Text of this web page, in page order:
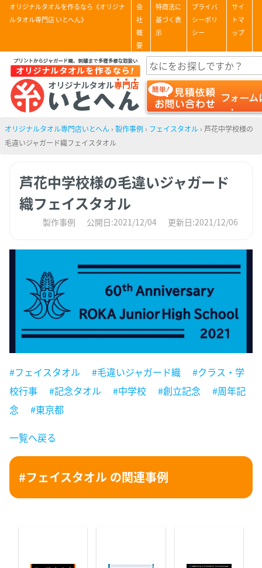
オリジナルタオルを作るなら《オリジナ
ルタオル専門店 いとへん》
会
社
概
要
特商法に
基づく表
示
プライバ
シーポリ
シー
サイ
トマ
ップ
オリジナルタオル専門店いとへん › 製作事例 › フェイスタオル › 芦花中学校様の
毛違いジャガード織フェイスタオル
芦花中学校様の毛違いジャガード
織フェイスタオル
製作事例 公開日:2021/12/04 更新日:2021/12/06
#フェイスタオル #毛違いジャガード織
#クラス・学
校行事
#記念タオル #中学校 #創立記念
#周年記
念
#東京都
一覧へ戻る
#フェイスタオル の関連事例